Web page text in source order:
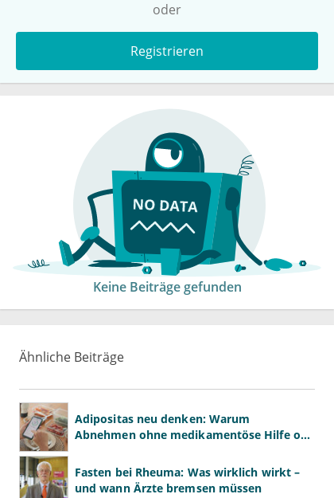
oder
Registrieren
Keine Beiträge gefunden
Ähnliche Beiträge
Adipositas neu denken: Warum
Abnehmen ohne medikamentöse Hilfe oft
Fasten bei Rheuma: Was wirklich wirkt –
und wann Ärzte bremsen müssen